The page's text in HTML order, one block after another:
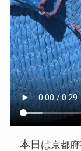
本日は京都